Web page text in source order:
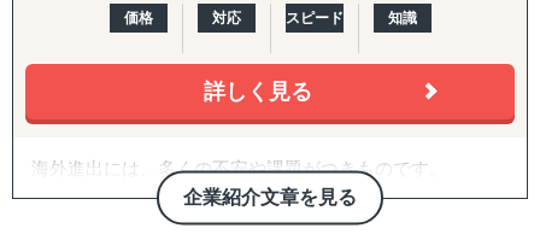
↳ 多言語サイト制作
↳ 広告運用（Google／Meta など）
↳ 画像・動画コンテンツ制作
『販路構築チーム』
特に、会計・税務・法務・労務・人事の専門家を各国で内
製していることが、他のコンサルティングファームにはな
〈主要サービス〉
・販路開拓 現地企業マッチング(出島での小規模ニーズに
価格 対応 スピード 知識
詳しく見る
企業紹介文章を見る
海外進出には、多くの不安や課題がつきものです。
「どのように人材を確保すればよいのか」